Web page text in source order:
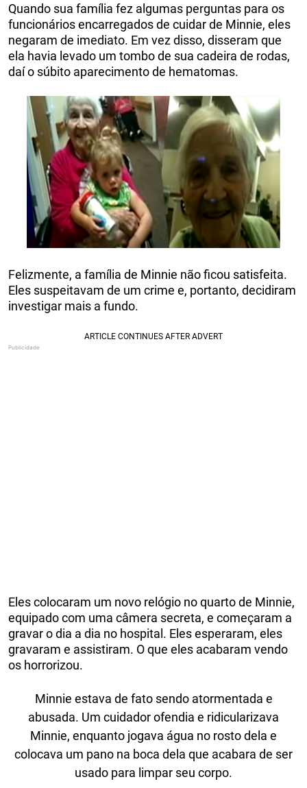
Quando sua família fez algumas perguntas para os
funcionários encarregados de cuidar de Minnie, eles
negaram de imediato. Em vez disso, disseram que
ela havia levado um tombo de sua cadeira de rodas,
daí o súbito aparecimento de hematomas.
Felizmente, a família de Minnie não ficou satisfeita.
Eles suspeitavam de um crime e, portanto, decidiram
investigar mais a fundo.
Eles colocaram um novo relógio no quarto de Minnie,
equipado com uma câmera secreta, e começaram a
gravar o dia a dia no hospital. Eles esperaram, eles
gravaram e assistiram. O que eles acabaram vendo
os horrorizou.
Minnie estava de fato sendo atormentada e
abusada. Um cuidador ofendia e ridicularizava
Minnie, enquanto jogava água no rosto dela e
colocava um pano na boca dela que acabara de ser
usado para limpar seu corpo.